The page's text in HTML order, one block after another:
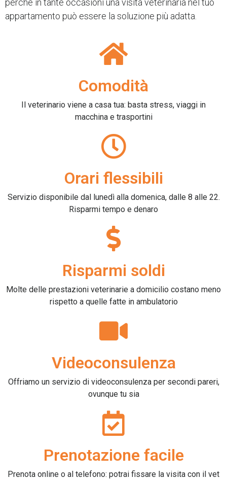
perché in tante occasioni una visita veterinaria nel tuo
appartamento può essere la soluzione più adatta.
Comodità
Il veterinario viene a casa tua: basta stress, viaggi in
macchina e trasportini
Orari flessibili
Servizio disponibile dal lunedì alla domenica, dalle 8 alle 22.
Risparmi tempo e denaro
Risparmi soldi
Molte delle prestazioni veterinarie a domicilio costano meno
rispetto a quelle fatte in ambulatorio
Videoconsulenza
Offriamo un servizio di videoconsulenza per secondi pareri,
ovunque tu sia
Prenotazione facile
Prenota online o al telefono: potrai fissare la visita con il vet